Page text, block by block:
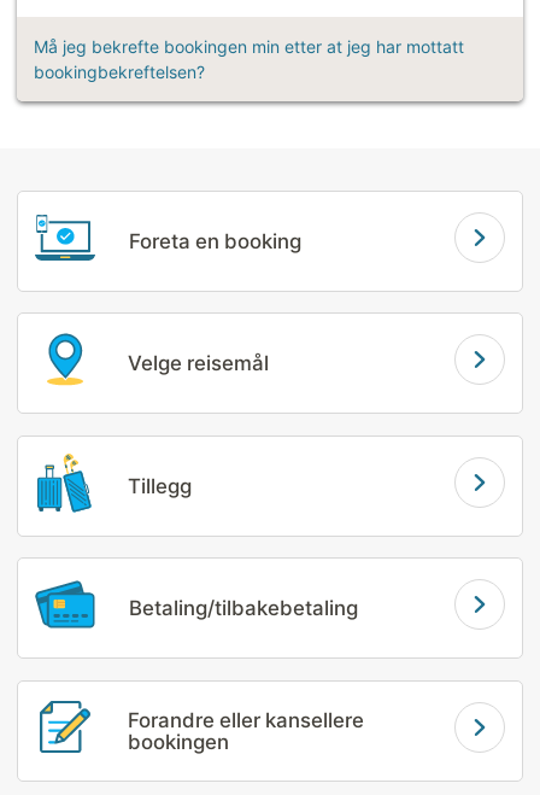
Må jeg bekrefte bookingen min etter at jeg har mottatt
bookingbekreftelsen?
Foreta en booking
Velge reisemål
Tillegg
Betaling/tilbakebetaling
Forandre eller kansellere
bookingen